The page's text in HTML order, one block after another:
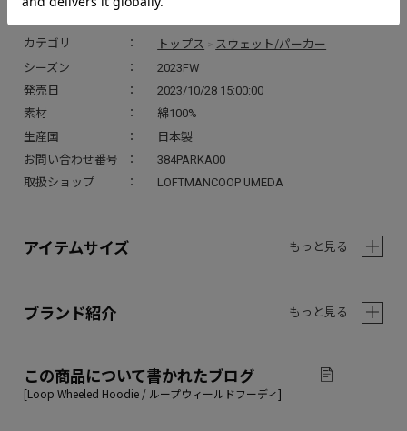
カテゴリ
トップス > スウェット/パーカー
シーズン
2023FW
発売日
2023/10/28 15:00:00
素材
綿100%
生産国
日本製
お問い合わせ番号
384PARKA00
取扱ショップ
LOFTMANCOOP UMEDA
アイテムサイズ もっと見る
ブランド紹介 もっと見る
この商品について書かれたブログ